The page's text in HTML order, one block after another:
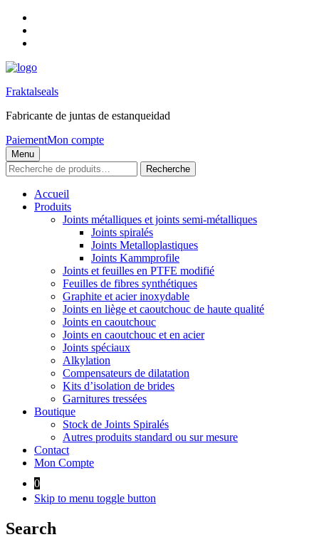
content
footer
Fraktalseals
Fabricante de juntas de estanqueidad
PaiementMon compte
Menu
Recherche
pour :
Recherche
Accueil
Produits
Joints métalliques et joints semi-métalliques
Joints spiralés
Joints Metalloplastiques
Joints Kammprofile
Joints et feuilles en PTFE modifié
Feuilles de fibres synthétiques
Graphite et acier inoxydable
Joints en liège et caoutchouc de haute qualité
Joints en caoutchouc
Joints en caoutchouc et en acier
Joints spéciaux
Alkylation
Compensateurs de dilatation
Kits d’isolation de brides
Garnitures tressées
Boutique
Stock de Joints Spiralés
Autres produits standard ou sur mesure
Contact
Mon Compte
0
Skip to menu toggle button
Search